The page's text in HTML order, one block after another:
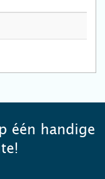
één handige